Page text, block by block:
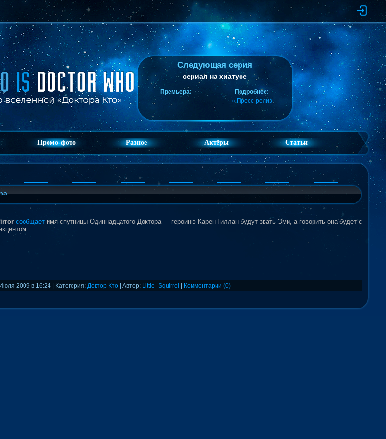
Следующая серия
сериал на хиатусе
Премьера:
—
Подробнее:
» Пресс-релиз
Промо-фото Разное Актёры Статьи
сообщает имя спутницы Одиннадцатого Доктора — героиню Карен Гиллан будут звать Эми, а говорить она будет с
2009 в 16:24 | Категория: Доктор Кто | Автор: Little_Squirrel Комментарии (0)